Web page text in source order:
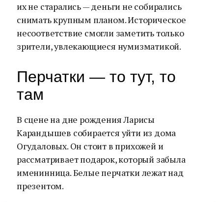
их не старались — деньги не собирались
снимать крупным планом. Историческое
несоответствие смогли заметить только
зрители, увлекающиеся нумизматикой.
Перчатки — то тут, то
там
В сцене на дне рождения Ларисы
Карандышев собирается уйти из дома
Огудаловых. Он стоит в прихожей и
рассматривает подарок, который забыла
именинница. Белые перчатки лежат над
презентом.